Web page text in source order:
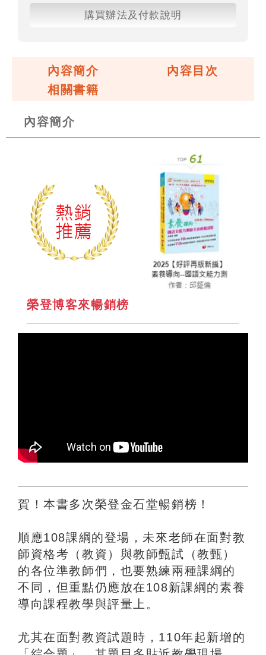
購買辦法及付款說明
內容簡介
內容目次
相關書籍
內容簡介
榮登博客來暢銷榜
賀！本書多次榮登金石堂暢銷榜！
順應108課綱的登場，未來老師在面對教
師資格考（教資）與教師甄試（教甄）
的各位準教師們，也要熟練兩種課綱的
不同，但重點仍應放在108新課綱的素養
導向課程教學與評量上。
尤其在面對教資試題時，110年起新增的